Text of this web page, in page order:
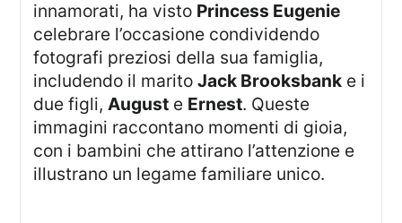
innamorati, ha visto Princess Eugenie
celebrare l’occasione condividendo
fotografi preziosi della sua famiglia,
includendo il maritoJack Brooksbank e i
due figli,August e Ernest. Queste
immagini raccontano momenti di gioia,
con i bambini che attirano l’attenzione e
illustrano un legame familiare unico.